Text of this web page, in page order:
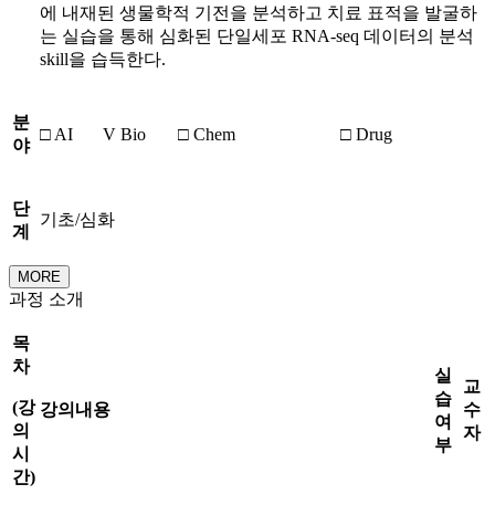
에 내재된 생물학적 기전을 분석하고 치료 표적을 발굴하
는 실습을 통해 심화된 단일세포 RNA-seq 데이터의 분석
skill을 습득한다.
분
야
□ AI V Bio □ Chem □ Drug
단
계
기초/심화
MORE
과정 소개
목
차
(강
의
시
간)
강의내용
실
습
여
부
교
수
자